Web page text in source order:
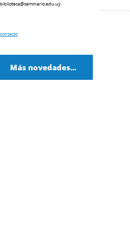
biblioteca@seminario.edu.uy
contacto
Más novedades...